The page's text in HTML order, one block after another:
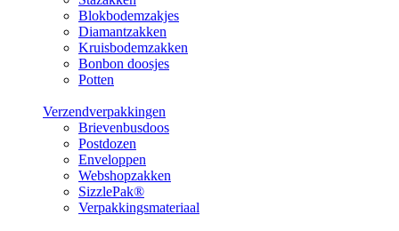
Blokbodemzakjes
Diamantzakken
Kruisbodemzakken
Bonbon doosjes
Potten
Verzendverpakkingen
Brievenbusdoos
Postdozen
Enveloppen
Webshopzakken
SizzlePak®
Verpakkingsmateriaal